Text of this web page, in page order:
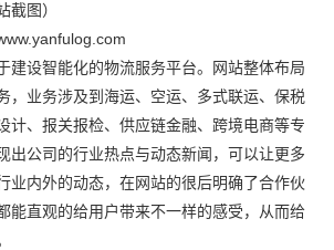
截图）
建设智能化的物流服务平台。网站整体布局
，业务涉及到海运、空运、多式联运、保税
计、报关报检、供应链金融、跨境电商等专
出公司的行业热点与动态新闻，可以让更多
业内外的动态，在网站的很后明确了合作伙
能直观的给用户带来不一样的感受，从而给